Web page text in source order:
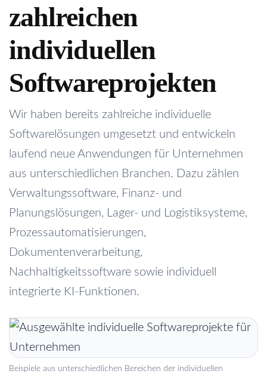
zahlreichen
individuellen
Softwareprojekten
Wir haben bereits zahlreiche individuelle
Softwarelösungen umgesetzt und entwickeln
laufend neue Anwendungen für Unternehmen
aus unterschiedlichen Branchen. Dazu zählen
Verwaltungssoftware, Finanz- und
Planungslösungen, Lager- und Logistiksysteme,
Prozessautomatisierungen,
Dokumentenverarbeitung,
Nachhaltigkeitssoftware sowie individuell
integrierte KI-Funktionen.
Beispiele aus unterschiedlichen Bereichen der individuellen